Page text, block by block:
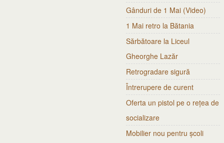
Gânduri de 1 Mai (Video)
1 Mai retro la Bătania
Sărbătoare la Liceul
Gheorghe Lazăr
Retrogradare sigură
Întrerupere de curent
Oferta un pistol pe o rețea de
socializare
Mobilier nou pentru școli